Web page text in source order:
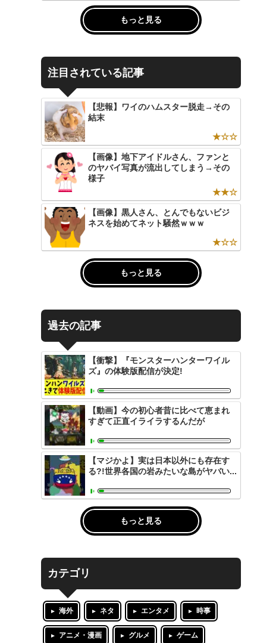
もっと見る
注目されている記事
【悲報】ワイのハムスター脱走→その
結末
★☆☆
【画像】地下アイドルさん、ファンと
のヤバイ写真が流出してしまう→その
様子
★★☆
【画像】黒人さん、とんでもないビジ
ネスを始めてネット騒然ｗｗｗ
★☆☆
もっと見る
過去の記事
【衝撃】『モンスターハンターワイル
ズ』の体験版配信が決定!
【動画】今の初心者昔に比べて恵まれ
すぎて正直イライラするんだが
【マジかよ】実は日本以外にも存在す
る?!世界各国の岩みたいな島がヤバい...
もっと見る
カテゴリ
海外 ネタ エンタメ 時事
アニメ・漫画 グルメ ゲーム